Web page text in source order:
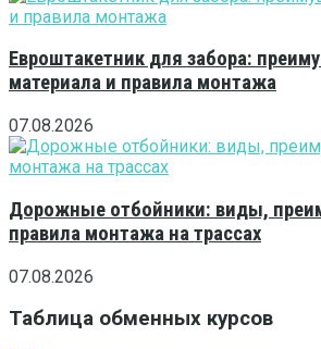
Евроштакетник для забора:
материала и правила монтажа
07.08.2026
Дорожные отбойники: виды,
правила монтажа на трассах
07.08.2026
Таблица обменных курсов